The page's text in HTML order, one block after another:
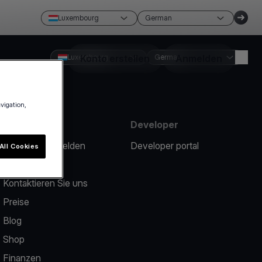
Luxembourg German
Konto erstellen Anmelden
Luxembourg German
Ein Problem melden
Kontaktieren Sie uns
Preise
Blog
Shop
Finanzen
Developer
Developer portal
Cookies